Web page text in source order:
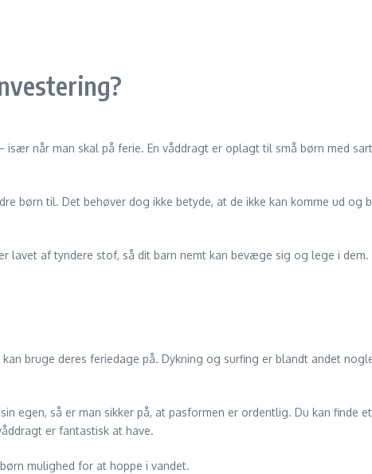
når man skal på ferie. En våddragt er oplagt til små børn med
børn til. Det behøver dog ikke betyde, at de ikke kan komme ud og
lavet af tyndere stof, så dit barn nemt kan bevæge sig og lege i dem.
bruge deres feriedage på. Dykning og surfing er blandt andet
egen, så er man sikker på, at pasformen er ordentlig. Du kan finde
er fantastisk at have.
mulighed for at hoppe i vandet.